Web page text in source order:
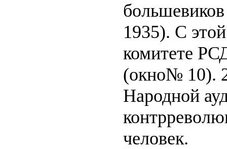
1935). С
комитете
(окно№ 10).
Народной
человек.